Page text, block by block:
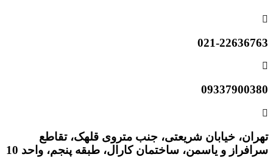
021-22636763
09337900380
تهران، خیابان شریعتی، جنب متروی قلهک، تقاطع
سرافراز و یاسمن، ساختمان کارال، طبقه پنجم، واحد 10